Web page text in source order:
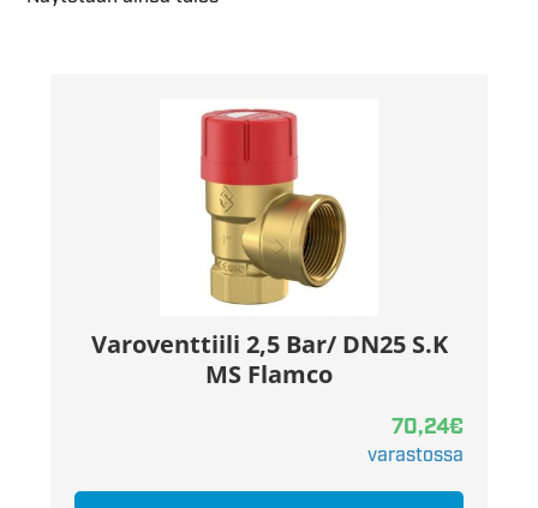
Varoventtiili 2,5 Bar/ DN25 S.K
MS Flamco
70,24€
varastossa